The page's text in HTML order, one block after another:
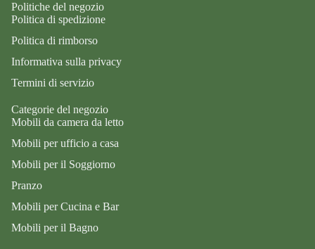
Politiche del negozio
Politica di spedizione
Politica di rimborso
Informativa sulla privacy
Termini di servizio
Categorie del negozio
Mobili da camera da letto
Mobili per ufficio a casa
Mobili per il Soggiorno
Pranzo
Mobili per Cucina e Bar
Mobili per il Bagno